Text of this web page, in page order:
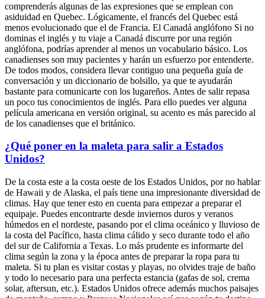
comprenderás algunas de las expresiones que se emplean con
asiduidad en Quebec. Lógicamente, el francés del Quebec está
menos evolucionado que el de Francia. El Canadá anglófono Si no
dominas el inglés y tu viaje a Canadá discurre por una región
anglófona, podrías aprender al menos un vocabulario básico. Los
canadienses son muy pacientes y harán un esfuerzo por entenderte.
De todos modos, considera llevar contiguo una pequeña guía de
conversación y un diccionario de bolsillo, ya que te ayudarán
bastante para comunicarte con los lugareños. Antes de salir repasa
un poco tus conocimientos de inglés. Para ello puedes ver alguna
película americana en versión original, su acento es más parecido al
de los canadienses que el británico.
¿Qué poner en la maleta para salir a Estados
Unidos?
De la costa este a la costa oeste de los Estados Unidos, por no hablar
de Hawaii y de Alaska, el país tiene una impresionante diversidad de
climas. Hay que tener esto en cuenta para empezar a preparar el
equipaje. Puedes encontrarte desde inviernos duros y veranos
húmedos en el nordeste, pasando por el clima oceánico y lluvioso de
la costa del Pacífico, hasta clima cálido y seco durante todo el año
del sur de California a Texas. Lo más prudente es informarte del
clima según la zona y la época antes de preparar la ropa para tu
maleta. Si tu plan es visitar costas y playas, no olvides traje de baño
y todo lo necesario para una perfecta estancia (gafas de sol, crema
solar, aftersun, etc.). Estados Unidos ofrece además muchos paisajes